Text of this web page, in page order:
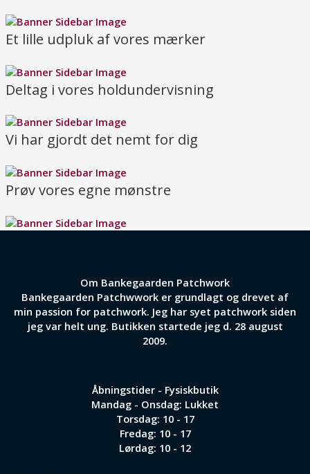
Et lille udpluk af vores mærker
Deltag i vores holdundervisning
Vi har gjordt det nemt for dig
Prøv vores egne mønstre
Om Bankegaarden Patchwork
Bankegaarden Patchwwork er grundlagt og drevet af
min passion for patchwork. Jeg har syet patchwork siden
jeg var helt ung. Butikken startede jeg d. 28 august
2009.
Åbningstider - Fysiskbutik
Mandag - Onsdag: Lukket
Torsdag: 10 - 17
Fredag: 10 - 17
Lørdag: 10 - 12